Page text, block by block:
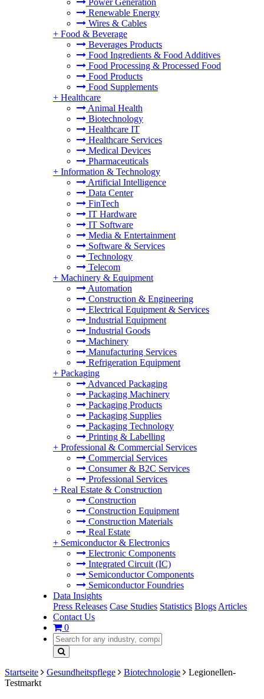
Power Generation
Renewable Energy
Wires & Cables
+ Food & Beverage
Beverages Products
Food Ingredients & Food Additives
Food Processing & Processed Food
Food Products
Food Supplements
+ Healthcare
Animal Health
Biotechnology
Healthcare IT
Healthcare Services
Medical Devices
Pharmaceuticals
+ Information & Technology
Artificial Intelligence
Data Center
FinTech
IT Hardware
IT Software
Media & Entertainment
Software & Services
Technology
Telecom
+ Machinery & Equipment
Automation
Construction & Engineering
Electrical Equipment & Services
Industrial Equipment
Industrial Goods
Machinery
Manufacturing Services
Refrigeration Equipment
+ Packaging
Advanced Packaging
Packaging Machinery
Packaging Products
Packaging Supplies
Packaging Technology
Printing & Labelling
+ Professional & Commercial Services
Commercial Services
Consumer & B2C Services
Professional Services
+ Real Estate & Construction
Construction
Construction Equipment
Construction Materials
Real Estate
+ Semiconductor & Electronics
Electronic Components
Integrated Circuit (IC)
Semiconductor Components
Semiconductor Foundries
Data Insights
Press Releases Case Studies Statistics Blogs Articles
Contact Us
0
Startseite Gesundheitspflege Biotechnologie
Legionellen-
Testmarkt